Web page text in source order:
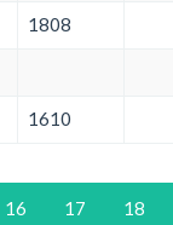
1808
1610
16 17 18